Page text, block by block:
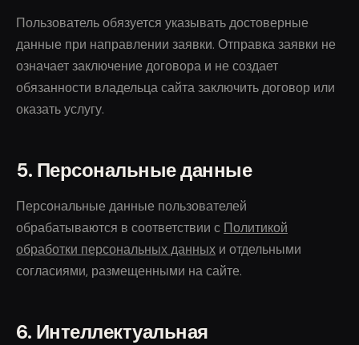
Пользователь обязуется указывать достоверные
данные при направлении заявки. Отправка заявки не
означает заключение договора и не создает
обязанности владельца сайта заключить договор или
оказать услугу.
5. Персональные данные
Персональные данные пользователей
обрабатываются в соответствии с Политикой
обработки персональных данных и отдельными
согласиями, размещенными на сайте.
6. Интеллектуальная